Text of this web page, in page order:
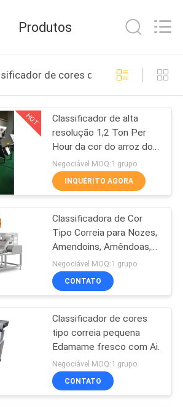
de Grão de
51
de grão do
56
de grãos
Produtos
de cores de CCD
HOT
Classificador de alta
resolução 1,2 Ton Per
Hour da cor do arroz do
CCD da câmera
Negociável MOQ:1 grupo
INQUÉRITO AGORA
Classificadora de Cor
Tipo Correia para Nozes,
Amendoins, Amêndoas,
Pistácios.
Negociável MOQ:1 grupo
CONTATO
Classificador de cores
tipo correia pequena
Edamame fresco com Ai.
Negociável MOQ:1 grupo
CONTATO